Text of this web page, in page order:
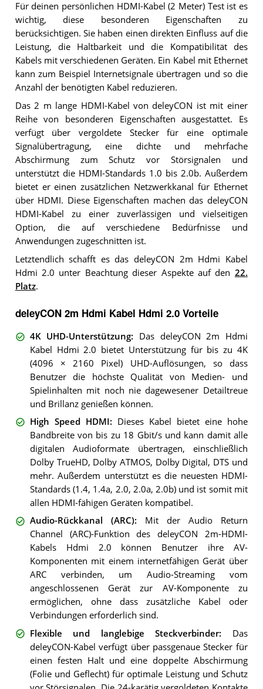
Für deinen persönlichen HDMI-Kabel (2 Meter) Test ist es
wichtig, diese besonderen Eigenschaften zu
berücksichtigen. Sie haben einen direkten Einfluss auf die
Leistung, die Haltbarkeit und die Kompatibilität des
Kabels mit verschiedenen Geräten. Ein Kabel mit Ethernet
kann zum Beispiel Internetsignale übertragen und so die
Anzahl der benötigten Kabel reduzieren.
Das 2 m lange HDMI-Kabel von deleyCON ist mit einer
Reihe von besonderen Eigenschaften ausgestattet. Es
verfügt über vergoldete Stecker für eine optimale
Signalübertragung, eine dichte und mehrfache
Abschirmung zum Schutz vor Störsignalen und
unterstützt die HDMI-Standards 1.0 bis 2.0b. Außerdem
bietet er einen zusätzlichen Netzwerkkanal für Ethernet
über HDMI. Diese Eigenschaften machen das deleyCON
HDMI-Kabel zu einer zuverlässigen und vielseitigen
Option, die auf verschiedene Bedürfnisse und
Anwendungen zugeschnitten ist.
Letztendlich schafft es das deleyCON 2m Hdmi Kabel
Hdmi 2.0 unter Beachtung dieser Aspekte auf den 22.
Platz.
deleyCON 2m Hdmi Kabel Hdmi 2.0 Vorteile
4K UHD-Unterstützung: Das deleyCON 2m Hdmi
Kabel Hdmi 2.0 bietet Unterstützung für bis zu 4K
(4096 × 2160 Pixel) UHD-Auflösungen, so dass
Benutzer die höchste Qualität von Medien- und
Spielinhalten mit noch nie dagewesener Detailtreue
und Brillanz genießen können.
High Speed HDMI: Dieses Kabel bietet eine hohe
Bandbreite von bis zu 18 Gbit/s und kann damit alle
digitalen Audioformate übertragen, einschließlich
Dolby TrueHD, Dolby ATMOS, Dolby Digital, DTS und
mehr. Außerdem unterstützt es die neuesten HDMI-
Standards (1.4, 1.4a, 2.0, 2.0a, 2.0b) und ist somit mit
allen HDMI-fähigen Geräten kompatibel.
Audio-Rückkanal (ARC): Mit der Audio Return
Channel (ARC)-Funktion des deleyCON 2m-HDMI-
Kabels Hdmi 2.0 können Benutzer ihre AV-
Komponenten mit einem internetfähigen Gerät über
ARC verbinden, um Audio-Streaming vom
angeschlossenen Gerät zur AV-Komponente zu
ermöglichen, ohne dass zusätzliche Kabel oder
Verbindungen erforderlich sind.
Flexible und langlebige Steckverbinder: Das
deleyCON-Kabel verfügt über passgenaue Stecker für
einen festen Halt und eine doppelte Abschirmung
(Folie und Geflecht) für optimale Leistung und Schutz